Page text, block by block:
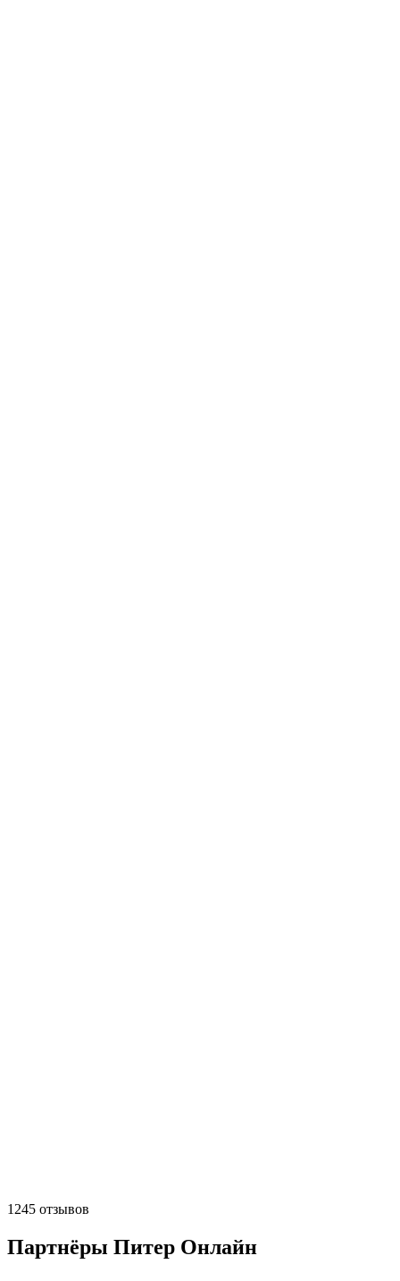
1245 отзывов
Партнёры Питер Онлайн